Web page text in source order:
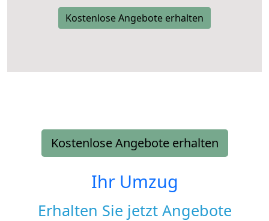
Kostenlose Angebote erhalten
Kostenlose Angebote erhalten
Ihr Umzug
Erhalten Sie jetzt Angebote